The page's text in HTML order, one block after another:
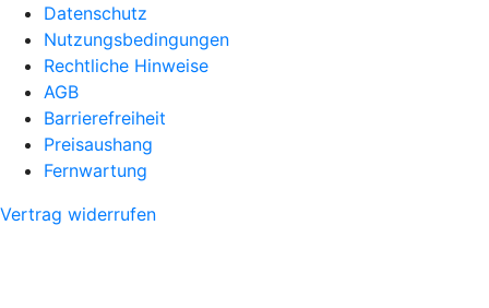
Datenschutz
Nutzungsbedingungen
Rechtliche Hinweise
AGB
Barrierefreiheit
Preisaushang
Fernwartung
Vertrag widerrufen